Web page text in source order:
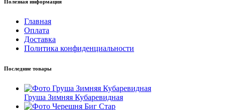
Полезная информация
Главная
Оплата
Доставка
Политика конфиденциальности
Последние товары
Груша Зимняя Кубаревидная